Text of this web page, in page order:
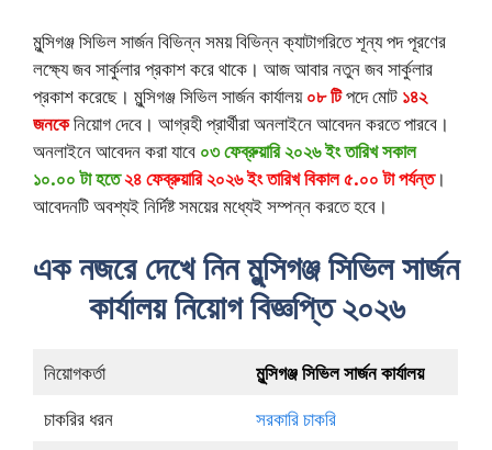
মুন্সিগঞ্জ সিভিল সার্জন বিভিন্ন সময় বিভিন্ন ক্যাটাগরিতে শূন্য পদ পূরণের
লক্ষ্যে জব সার্কুলার প্রকাশ করে থাকে। আজ আবার নতুন জব সার্কুলার
প্রকাশ করেছে। মুন্সিগঞ্জ সিভিল সার্জন কার্যালয়০৮ টিপদে মোট ১৪২
জনকেনিয়োগ দেবে। আগ্রহী প্রার্থীরা অনলাইনে আবেদন করতে পারবে।
অনলাইনে আবেদন করা যাবে ০৩ ফেব্রুয়ারি ২০২৬ ইং তারিখ সকাল
১০.০০ টা হতে২৪ ফেব্রুয়ারি ২০২৬ ইং তারিখ বিকাল ৫.০০ টা পর্যন্ত।
আবেদনটি অবশ্যই নির্দিষ্ট সময়ের মধ্যেই সম্পন্ন করতে হবে।
এক নজরে দেখে নিন মুন্সিগঞ্জ সিভিল সার্জন
কার্যালয় নিয়োগ বিজ্ঞপ্তি ২০২৬
নিয়োগকর্তা
মুন্সিগঞ্জ সিভিল সার্জন কার্যালয়
চাকরির ধরন
সরকারি চাকরি